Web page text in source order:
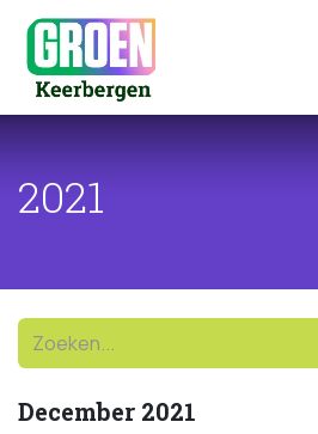
Overslaan naar inhoud
2021
December 2021